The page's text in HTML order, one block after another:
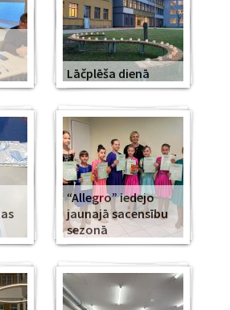
Lāčplēša dienā
“Allegro” iedejo
jaunajā sacensību
sezonā